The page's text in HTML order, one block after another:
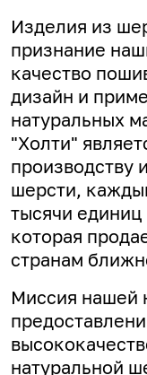
Изделия из
признание
качество
дизайн и
натуральных
"Холти"
производству
шерсти,
тысячи единиц
которая
странам
Миссия нашей
натуральной